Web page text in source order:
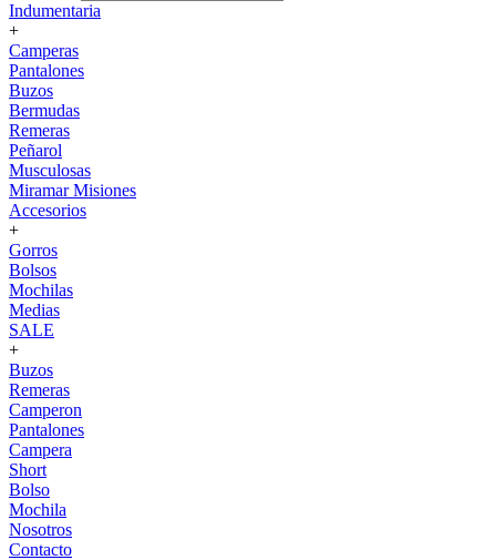
Indumentaria
+
Camperas
Pantalones
Buzos
Bermudas
Remeras
Peñarol
Musculosas
Miramar Misiones
Accesorios
+
Gorros
Bolsos
Mochilas
Medias
SALE
+
Buzos
Remeras
Camperon
Pantalones
Campera
Short
Bolso
Mochila
Nosotros
Contacto